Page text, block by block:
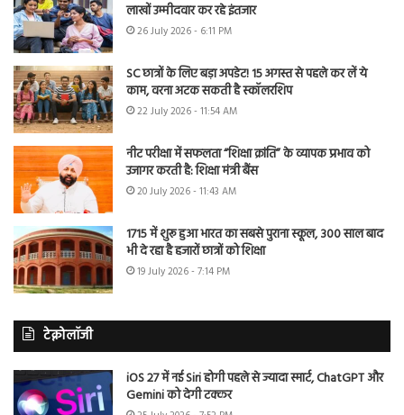
लाखों उम्मीदवार कर रहे इंतजार
26 July 2026 - 6:11 PM
SC छात्रों के लिए बड़ा अपडेट! 15 अगस्त से पहले कर लें ये
काम, वरना अटक सकती है स्कॉलरशिप
22 July 2026 - 11:54 AM
नीट परीक्षा में सफलता “शिक्षा क्रांति” के व्यापक प्रभाव को
उजागर करती है: शिक्षा मंत्री बैंस
20 July 2026 - 11:43 AM
1715 में शुरू हुआ भारत का सबसे पुराना स्कूल, 300 साल बाद
भी दे रहा है हजारों छात्रों को शिक्षा
19 July 2026 - 7:14 PM
टेक्नोलॉजी
iOS 27 में नई Siri होगी पहले से ज्यादा स्मार्ट, ChatGPT और
Gemini को देगी टक्कर